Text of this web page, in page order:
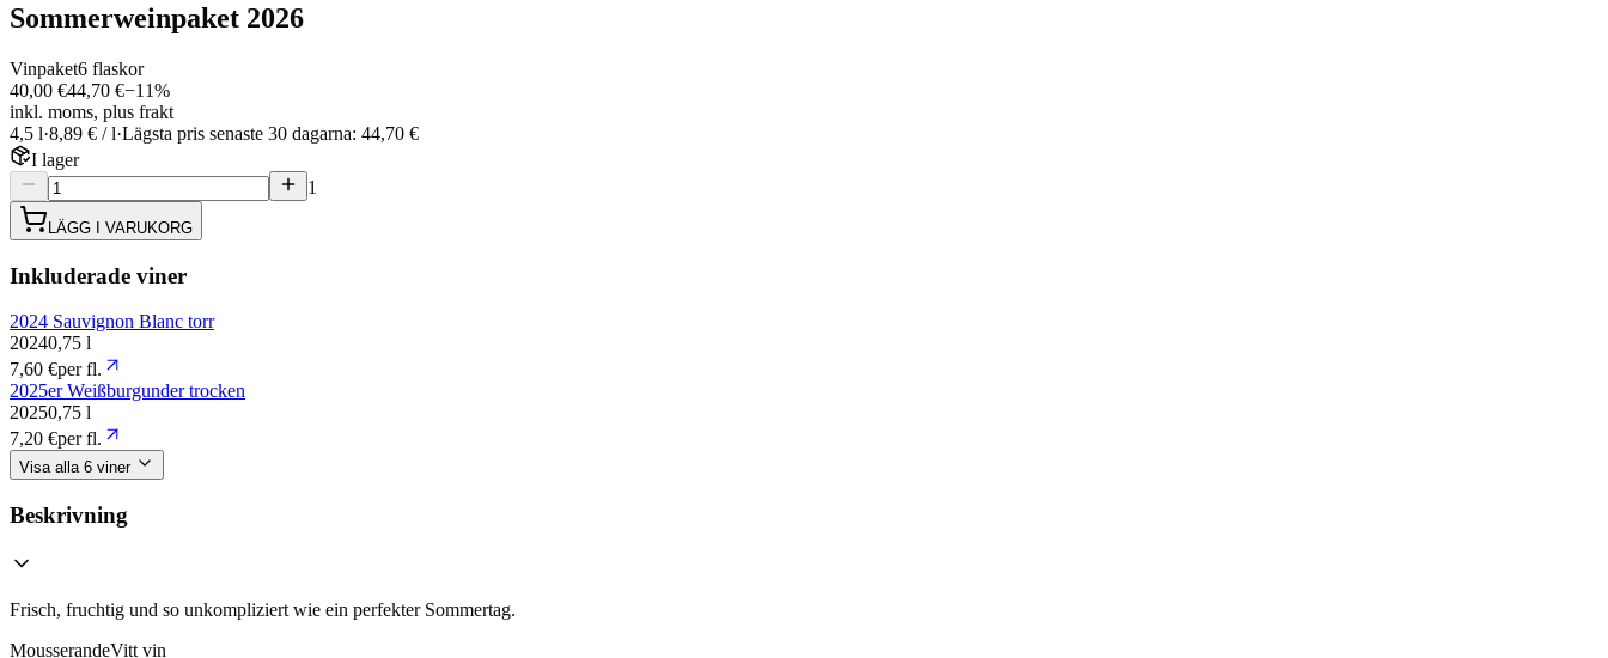
Sommerweinpaket 2026
Vinpaket6 flaskor
40,00 €44,70 €−11%
inkl. moms, plus frakt
4,5 l·8,89 € / l·Lägsta pris senaste 30 dagarna: 44,70 €
I lager
1
LÄGG I VARUKORG
Inkluderade viner
2024 Sauvignon Blanc torr
20240,75 l
7,60 €per fl.
2025er Weißburgunder trocken
20250,75 l
7,20 €per fl.
Visa alla 6 viner
Beskrivning
Frisch, fruchtig und so unkompliziert wie ein perfekter Sommertag.
MousserandeVitt vin